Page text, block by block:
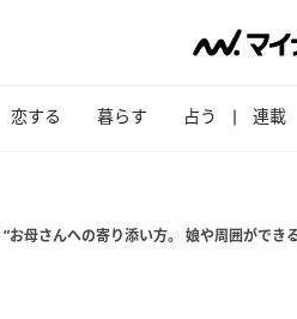
恋する 暮らす 占う 連載
お母さんへの寄り添い方。 娘や周囲ができ